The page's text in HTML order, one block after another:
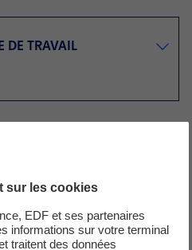
DE TRAVAIL
DE CONCERTATION
sur les cookies
EDF et ses partenaires
informations sur votre terminal
traitent des données